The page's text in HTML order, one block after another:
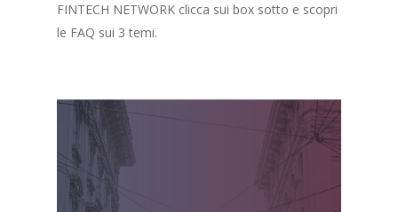
FINTECH NETWORK clicca sui box sotto e scopri
le FAQ sui 3 temi.